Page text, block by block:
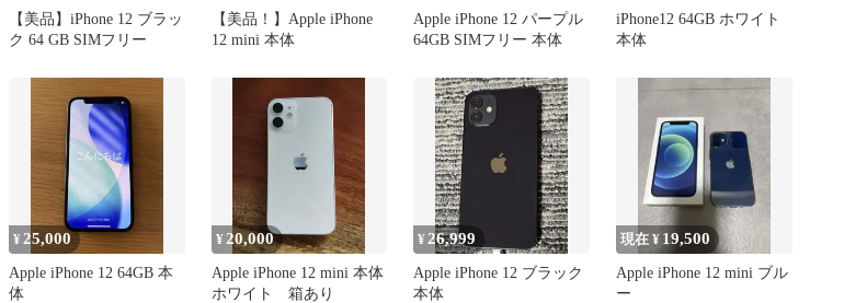
【美品】iPhone 12 ブラッ
ク 64 GB SIMフリー
【美品！】Apple iPhone
12 mini 本体
Apple iPhone 12 パープル
64GB SIMフリー 本体
iPhone12 64GB ホワイト
本体
¥ 25,000
Apple iPhone 12 64GB 本
体
¥ 20,000
Apple iPhone 12 mini 本体
ホワイト 箱あり
¥ 26,999
Apple iPhone 12 ブラック
本体
現在 ¥ 19,500
Apple iPhone 12 mini ブル
ー